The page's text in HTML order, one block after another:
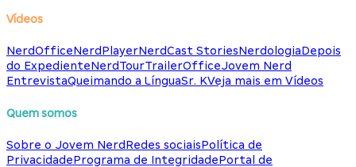
Vídeos
NerdOfficeNerdPlayerNerdCast StoriesNerdologiaDepois
do ExpedienteNerdTourTrailerOfficeJovem Nerd
EntrevistaQueimando a LínguaSr. KVeja mais em Vídeos
Quem somos
Sobre o Jovem NerdRedes sociaisPolítica de
PrivacidadePrograma de IntegridadePortal de